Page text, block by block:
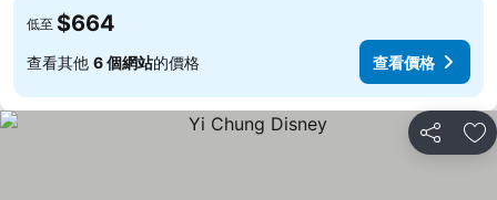
低至 $664
查看其他 6 個網站的價格 查看價格
分享 加